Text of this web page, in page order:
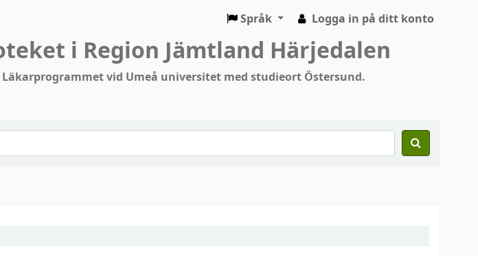
Språk Logga in på ditt konto
i Region Jämtland Härjedalen
vid Umeå universitet med studieort Östersund.